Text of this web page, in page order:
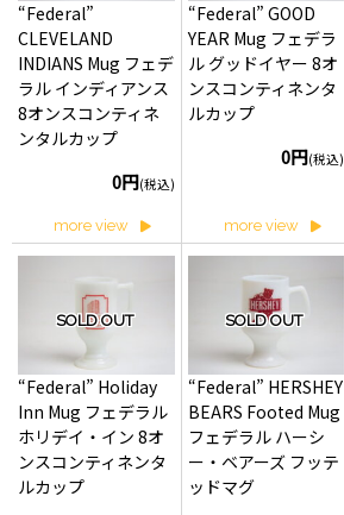
“Federal”
CLEVELAND
INDIANS Mug フェデ
ラル インディアンス
8オンスコンティネ
ンタルカップ
0円(税込)
more view
“Federal” GOOD
YEAR Mug フェデラ
ル グッドイヤー 8オ
ンスコンティネンタ
ルカップ
0円(税込)
more view
SOLD OUT
“Federal” Holiday
Inn Mug フェデラル
ホリデイ・イン 8オ
ンスコンティネンタ
ルカップ
SOLD OUT
“Federal” HERSHEY
BEARS Footed Mug
フェデラル ハーシ
ー・ベアーズ フッテ
ッドマグ